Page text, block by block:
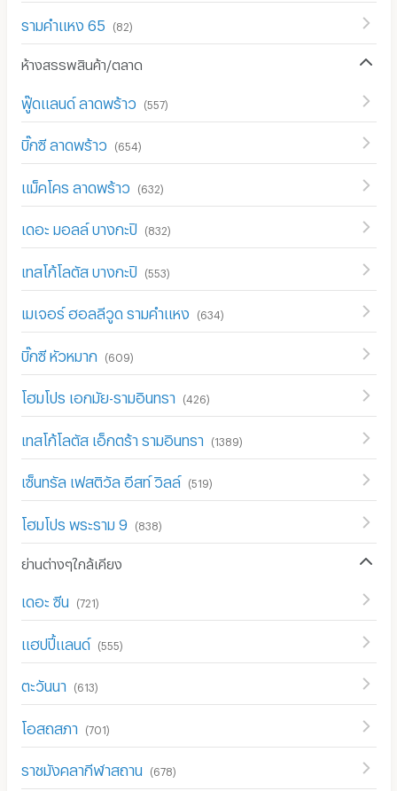
รามคำแหง 65 (82)
ห้างสรรพสินค้า/ตลาด
ฟู๊ดแลนด์ ลาดพร้าว (557)
บิ๊กซี ลาดพร้าว (654 )
แม็คโคร ลาดพร้าว (632)
เดอะ มอลล์ บางกะปิ (832)
เทสโก้โลตัส บางกะปิ (553)
เมเจอร์ ฮอลลีวูด รามคำแหง (634 )
บิ๊กซี หัวหมาก (609)
โฮมโปร เอกมัย-รามอินทรา (426)
เทสโก้โลตัส เอ็กตร้า รามอินทรา (1389)
เซ็นทรัล เฟสติวัล อีสท์ วิลล์ (519)
โฮมโปร พระราม 9 (838)
ย่านต่างๆใกล้เคียง
เดอะ ซีน (721)
แฮปปี้แลนด์ (555)
ตะวันนา (613)
โอสถสภา (701)
ราชมังคลากีฬาสถาน (678)